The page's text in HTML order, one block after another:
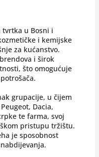
u Bosni i
i kemijske
za kućanstvo.
i širok
što omogućuje
grupacije, u čijem
Dacia,
te farma, svoj
pristupu tržištu.
je sposobnost